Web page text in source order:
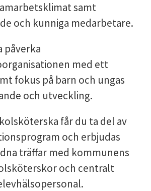
samt
och kunniga medarbetare.
påverka
med ett
fokus på barn och ungas
och utveckling.
får du ta del av
och erbjudas
träffar med kommunens
och centralt